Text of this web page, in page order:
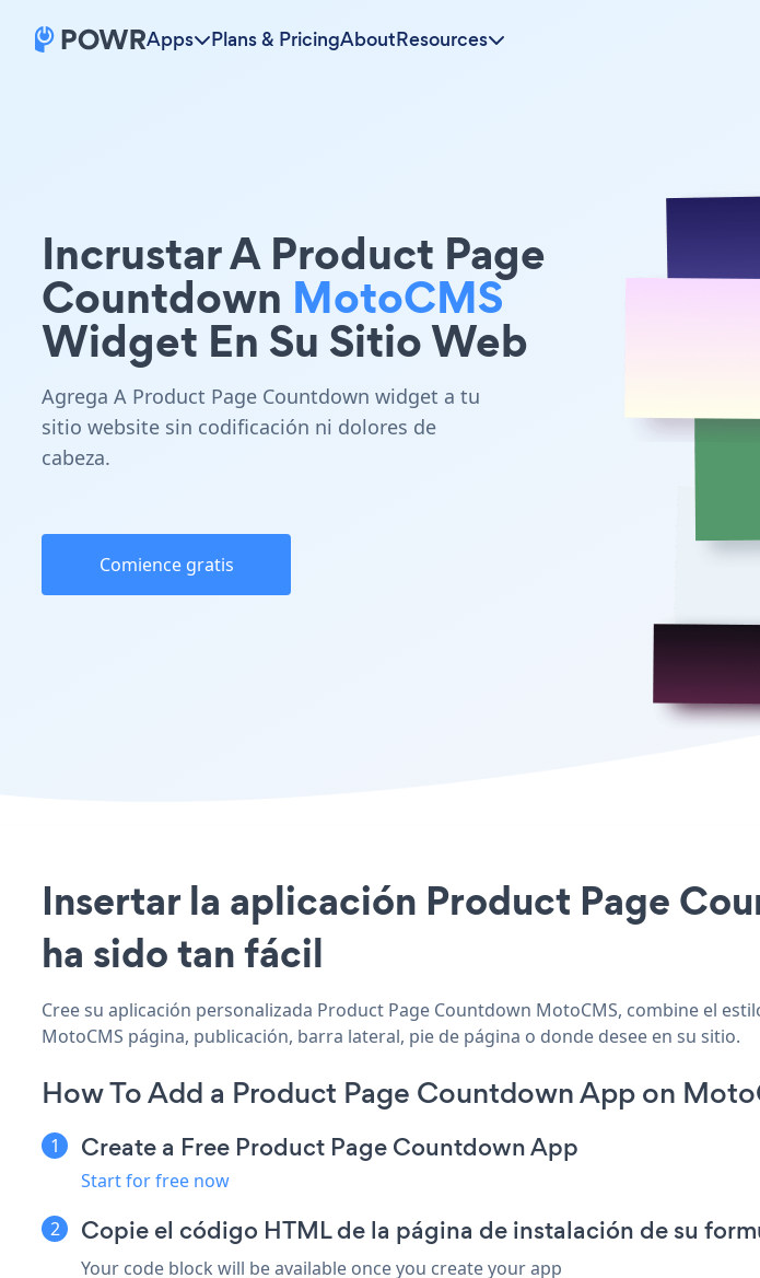
Apps Plans & PricingAboutResources
Incrustar A Product Page
Countdown MotoCMS
Widget En Su Sitio Web
Agrega A Product Page Countdown widget a tu
sitio website sin codificación ni dolores de
cabeza.
Comience gratis
Insertar la aplicación Product Page
ha sido tan fácil
Cree su aplicación personalizada Product Page Countdown MotoCMS, combine el
MotoCMS página, publicación, barra lateral, pie de página o donde desee en su sitio.
How To Add a Product Page Countdown App on
Create a Free Product Page Countdown App
Start for free now
Copie el código HTML de la página de instalación de su
Your code block will be available once you create your app